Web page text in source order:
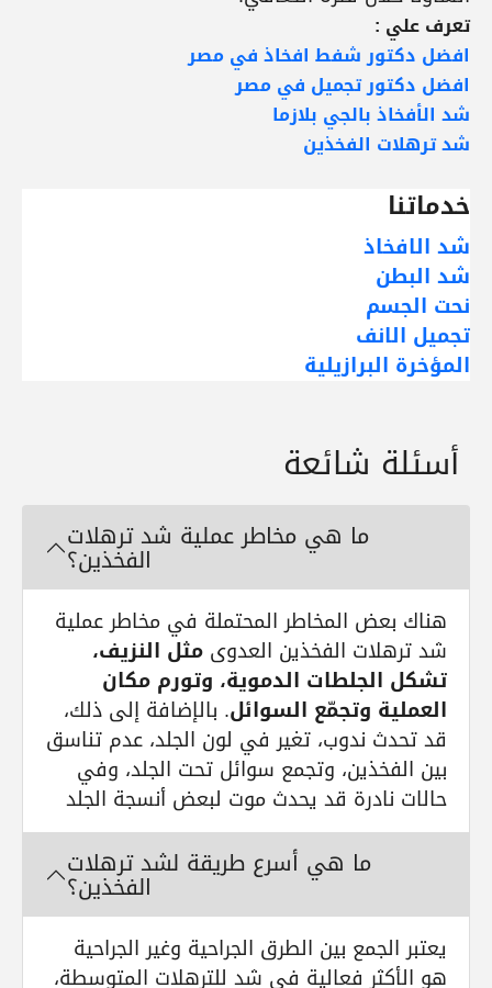
تعرف علي :
افضل دكتور شفط افخاذ في مصر
افضل دكتور تجميل في مصر
شد الأفخاذ بالجي بلازما
شد ترهلات الفخذين
خدماتنا
شد الافخاذ
شد البطن
نحت الجسم
تجميل الانف
المؤخرة البرازيلية
أسئلة شائعة
ما هي مخاطر عملية شد ترهلات
الفخذين؟
هناك بعض المخاطر المحتملة في مخاطر عملية
شد ترهلات الفخذين العدوى مثل النزيف،
تشكل الجلطات الدموية، وتورم مكان
العملية وتجمّع السوائل. بالإضافة إلى ذلك،
قد تحدث ندوب، تغير في لون الجلد، عدم تناسق
بين الفخذين، وتجمع سوائل تحت الجلد، وفي
حالات نادرة قد يحدث موت لبعض أنسجة الجلد
ما هي أسرع طريقة لشد ترهلات
الفخذين؟
يعتبر الجمع بين الطرق الجراحية وغير الجراحية
هو الأكثر فعالية في شد للترهلات المتوسطة،